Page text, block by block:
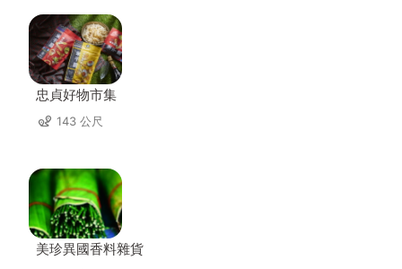
忠貞好物市集
143 公尺
美珍異國香料雜貨